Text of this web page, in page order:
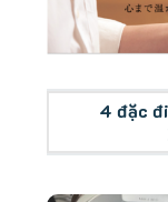
4 đặc